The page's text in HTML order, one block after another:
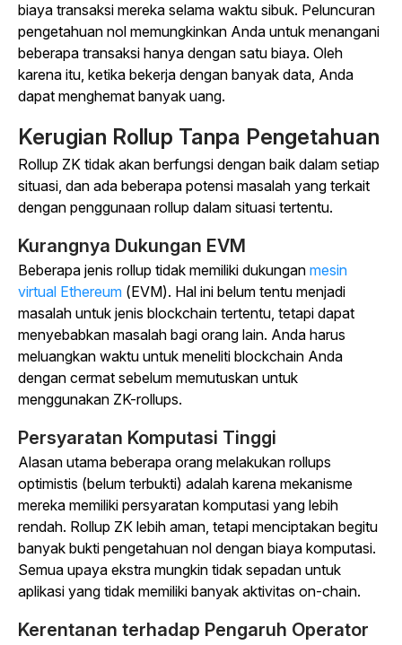
biaya transaksi mereka selama waktu sibuk. Peluncuran
pengetahuan nol memungkinkan Anda untuk menangani
beberapa transaksi hanya dengan satu biaya. Oleh
karena itu, ketika bekerja dengan banyak data, Anda
dapat menghemat banyak uang.
Kerugian Rollup Tanpa Pengetahuan
Rollup ZK tidak akan berfungsi dengan baik dalam setiap
situasi, dan ada beberapa potensi masalah yang terkait
dengan penggunaan rollup dalam situasi tertentu.
Kurangnya Dukungan EVM
Beberapa jenis rollup tidak memiliki dukungan mesin
virtual Ethereum (EVM). Hal ini belum tentu menjadi
masalah untuk jenis blockchain tertentu, tetapi dapat
menyebabkan masalah bagi orang lain. Anda harus
meluangkan waktu untuk meneliti blockchain Anda
dengan cermat sebelum memutuskan untuk
menggunakan ZK-rollups.
Persyaratan Komputasi Tinggi
Alasan utama beberapa orang melakukan rollups
optimistis (belum terbukti) adalah karena mekanisme
mereka memiliki persyaratan komputasi yang lebih
rendah. Rollup ZK lebih aman, tetapi menciptakan begitu
banyak bukti pengetahuan nol dengan biaya komputasi.
Semua upaya ekstra mungkin tidak sepadan untuk
aplikasi yang tidak memiliki banyak aktivitas on-chain.
Kerentanan terhadap Pengaruh Operator